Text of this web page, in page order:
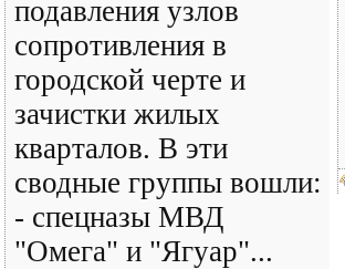
подавления узлов
сопротивления в
городской черте и
зачистки жилых
кварталов. В эти
сводные группы вошли:
- спецназы МВД
"Омега" и "Ягуар"...